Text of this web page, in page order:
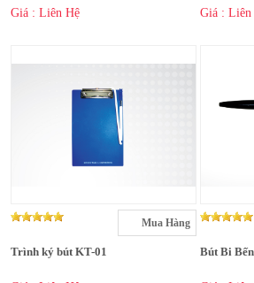
Giá : Liên Hệ Giá : Liên
Mua Hàng
Trình ký bút KT-01 Bút Bi